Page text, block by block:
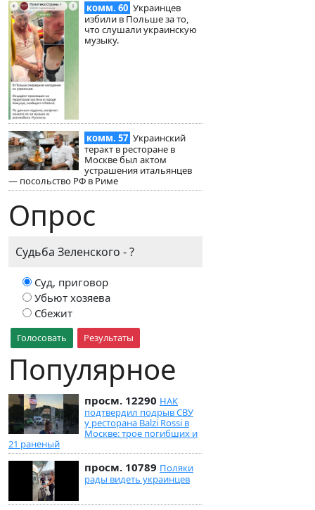
комм. 60 Украинцев
избили в Польше за то,
что слушали украинскую
музыку.
комм. 57 Украинский
теракт в ресторане в
Москве был актом
устрашения итальянцев
— посольство РФ в Риме
Опрос
Судьба Зеленского - ?
Суд, приговор
Убьют хозяева
Сбежит
Голосовать Результаты
Популярное
просм. 12290 НАК
подтвердил подрыв СВУ
у ресторана Balzi Rossi в
Москве: трое погибших и
21 раненый
просм. 10789 Поляки
рады видеть украинцев